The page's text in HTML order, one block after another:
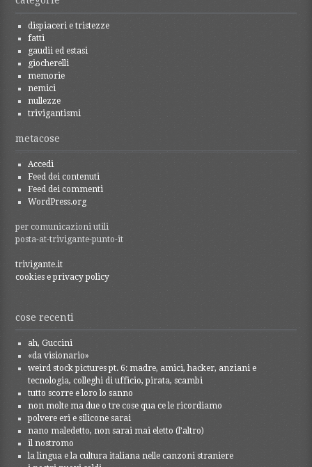
dispiaceri e tristezze
fatti
gaudii ed estasi
giocherelli
memorie
nemici
nullezze
trivigantismi
metacose
Accedi
Feed dei contenuti
Feed dei commenti
WordPress.org
per comunicazioni utili
posta-at-trivigante-punto-it
trivigante.it
cookies e privacy policy
cose recenti
ah, Guccini
«da visionario»
weird stock pictures pt. 6: madre, amici, hacker, anziani e
tecnologia, colleghi di ufficio, pirata, scambi
tutto scorre e loro lo sanno
non molte ma due o tre cose qua ce le ricordiamo
polvere eri e silicone sarai
nano maledetto, non sarai mai eletto (l’altro)
il nostromo
la lingua e la cultura italiana nelle canzoni straniere